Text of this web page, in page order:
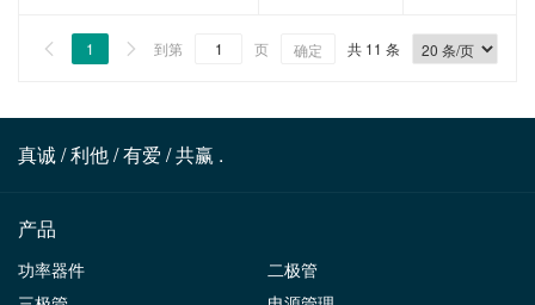
 1  到第 页 确定 共 11 条
真诚 / 利他 / 有爱 / 共赢 .
产品
功率器件
二极管